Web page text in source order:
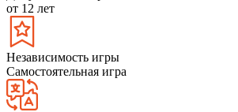
от 12 лет
Независимость игры
Самостоятельная игра